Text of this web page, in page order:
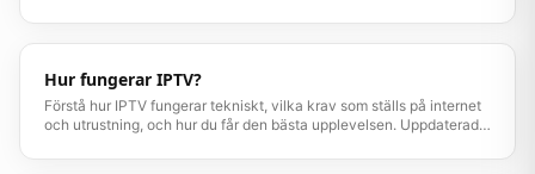
Hur fungerar IPTV?
Förstå hur IPTV fungerar tekniskt, vilka krav som ställs på internet
och utrustning, och hur du får den bästa upplevelsen. Uppdaterad